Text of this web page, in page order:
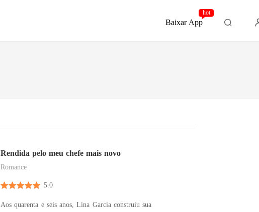
Baixar App
hot
Rendida pelo meu chefe mais novo
Romance
5.0
Aos quarenta e seis anos, Lina Garcia construiu sua